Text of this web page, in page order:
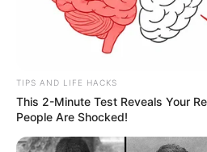
TIPS AND LIFE HACKS
This 2-Minute Test Reveals Your
People Are Shocked!